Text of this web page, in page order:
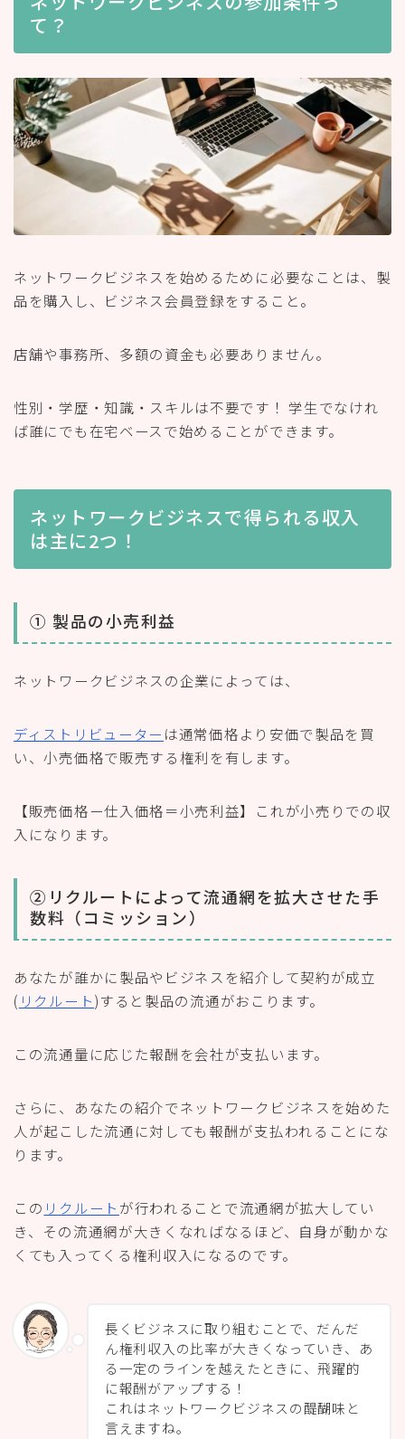
て？
ネットワークビジネスを始めるために必要なことは、製
品を購入し、ビジネス会員登録をすること。
店舗や事務所、多額の資金も必要ありません。
性別・学歴・知識・スキルは不要です！ 学生でなけれ
ば誰にでも在宅ベースで始めることができます。
ネットワークビジネスで得られる収入
は主に2つ！
① 製品の小売利益
ネットワークビジネスの企業によっては、
ディストリビューター は通常価格より安価で製品を買
い、小売価格で販売する権利を有します。
【販売価格ー仕入価格＝小売利益】これが小売りでの収
入になります。
②リクルートによって流通網を拡大させた手
数料（コミッション）
あなたが誰かに製品やビジネスを紹介して契約が成立
( リクルート)すると製品の流通がおこります。
この流通量に応じた報酬を会社が支払います。
さらに、あなたの紹介でネットワークビジネスを始めた
人が起こした流通に対しても報酬が支払われることにな
ります。
この リクルート が行われることで流通網が拡大してい
き、その流通網が大きくなればなるほど、自身が動かな
くても入ってくる権利収入になるのです。
長くビジネスに取り組むことで、だんだ
ん権利収入の比率が大きくなっていき、あ
る一定のラインを越えたときに、飛躍的
に報酬がアップする！
これはネットワークビジネスの醍醐味と
言えますね。